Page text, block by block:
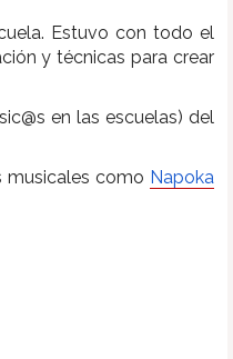
Estuvo con todo el
y técnicas para crear
en las escuelas) del
musicales como Napoka